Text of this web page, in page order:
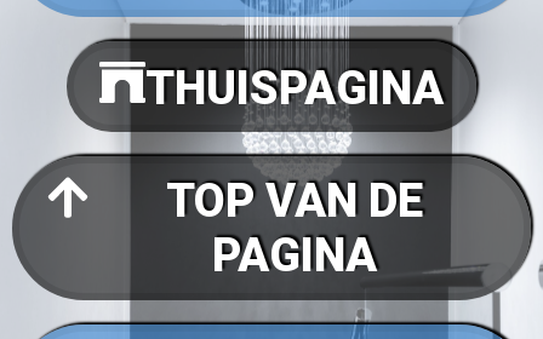
THUISPAGINA
TOP VAN DE
PAGINA